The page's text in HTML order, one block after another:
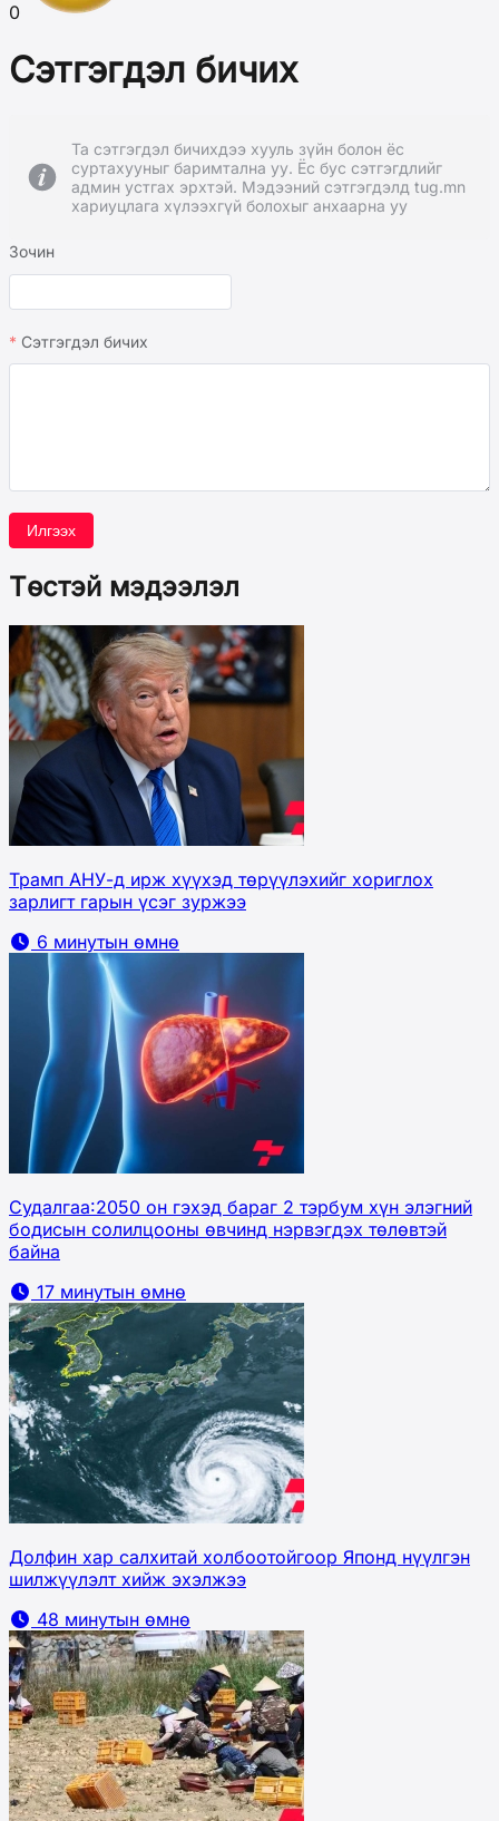
0
Сэтгэгдэл бичих
Та сэтгэгдэл бичихдээ хууль зүйн болон ёс
суртахууныг баримтална уу. Ёс бус сэтгэгдлийг
админ устгах эрхтэй. Мэдээний сэтгэгдэлд tug.mn
хариуцлага хүлээхгүй болохыг анхаарна уу
Зочин
Сэтгэгдэл бичих
Илгээх
Төстэй мэдээлэл
Трамп АНУ-д ирж хүүхэд төрүүлэхийг хориглох
зарлигт гарын үсэг зуржээ
6 минутын өмнө
Судалгаа:2050 он гэхэд бараг 2 тэрбум хүн элэгний
бодисын солилцооны өвчинд нэрвэгдэх төлөвтэй
байна
17 минутын өмнө
Долфин хар салхитай холбоотойгоор Японд нүүлгэн
шилжүүлэлт хийж эхэлжээ
48 минутын өмнө